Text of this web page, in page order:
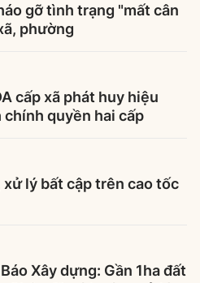
gỡ tình trạng "mất cân
phường
cấp xã phát huy hiệu
quyền hai cấp
lý bất cập trên cao tốc
Xây dựng: Gần 1ha đất